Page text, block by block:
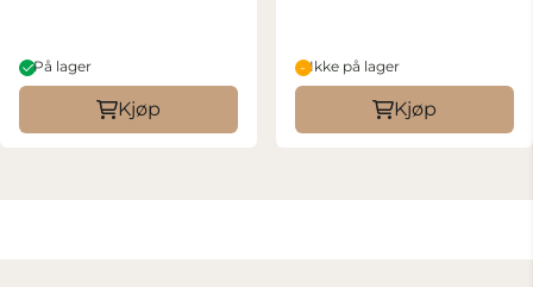
På lager
Kjøp
Ikke på lager
Kjøp